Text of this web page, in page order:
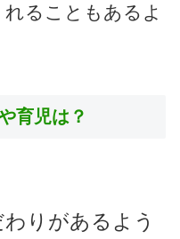
ることもあるよ
育児は？
りがあるよう